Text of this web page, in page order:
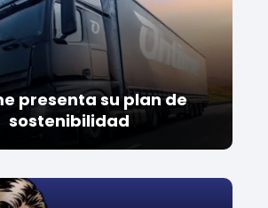
presenta su plan de
sostenibilidad